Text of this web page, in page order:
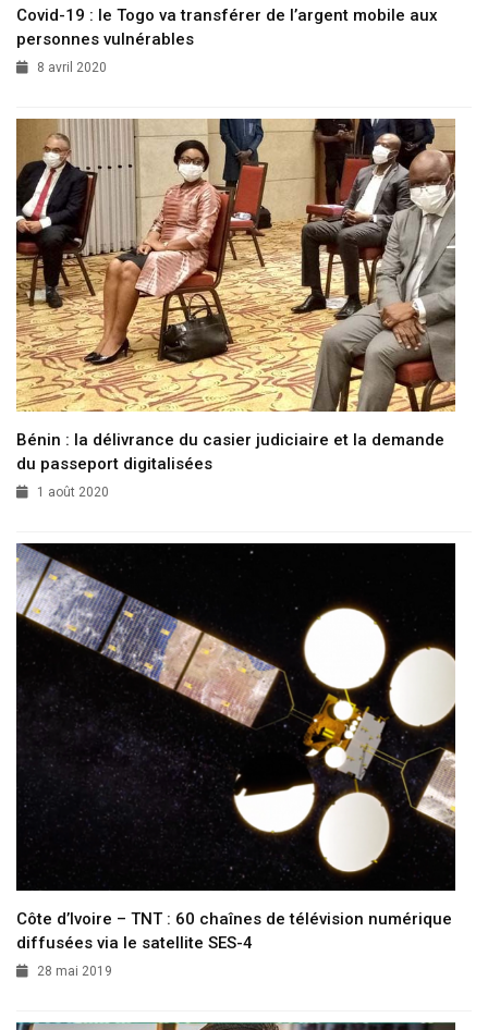
Covid-19 : le Togo va transférer de l’argent mobile aux
personnes vulnérables
8 avril 2020
Bénin : la délivrance du casier judiciaire et la demande
du passeport digitalisées
1 août 2020
Côte d’Ivoire – TNT : 60 chaînes de télévision numérique
diffusées via le satellite SES-4
28 mai 2019